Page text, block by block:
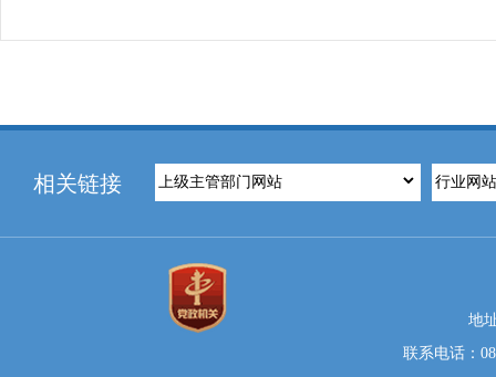
相关链接
地
联系电话：